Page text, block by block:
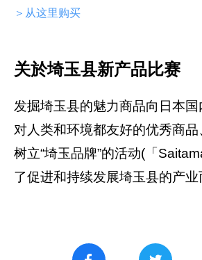
＞从这里购买
关於埼玉县新产品比赛
发掘埼玉县的魅力商品向日本
对人类和环境都友好的优秀商品
树立“埼玉品牌”的活动(「
了促进和持续发展埼玉县的产业